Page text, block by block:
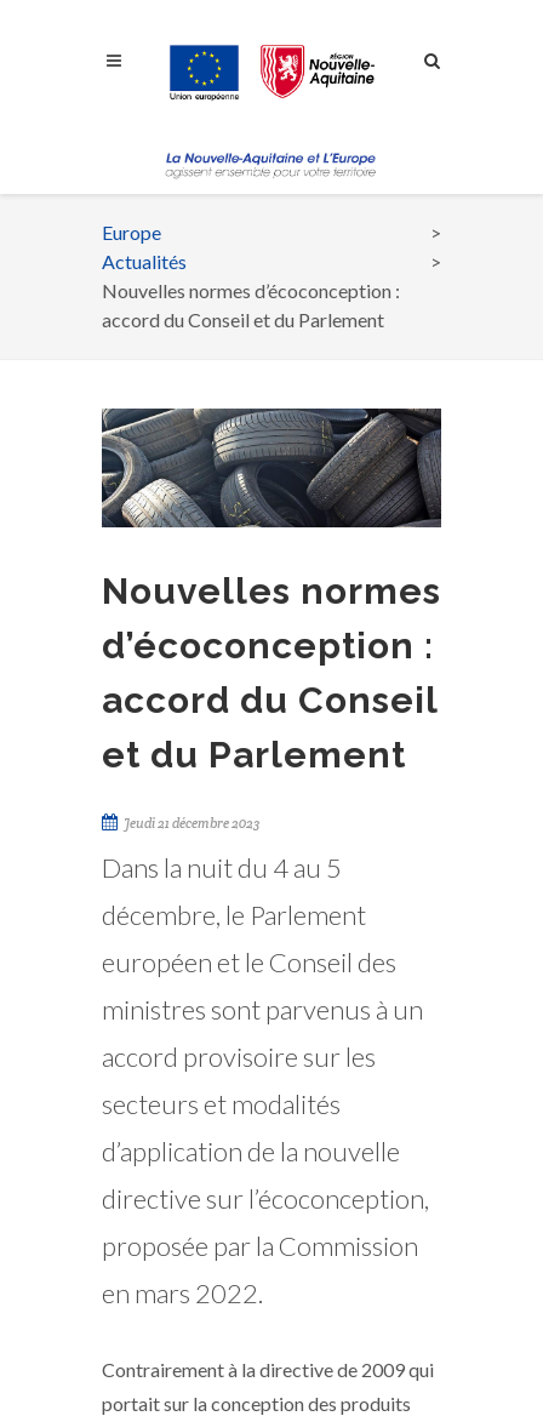
Fil
d'Ariane
Europe
Actualités
Nouvelles normes d’écoconception :
accord du Conseil et du Parlement
Nouvelles normes
d’écoconception :
accord du Conseil
et du Parlement
Jeudi 21 décembre 2023
Dans la nuit du 4 au 5
décembre, le Parlement
européen et le Conseil des
ministres sont parvenus à un
accord provisoire sur les
secteurs et modalités
d’application de la nouvelle
directive sur l’écoconception,
proposée par la Commission
en mars 2022.
Contrairement à la directive de 2009 qui
portait sur la conception des produits